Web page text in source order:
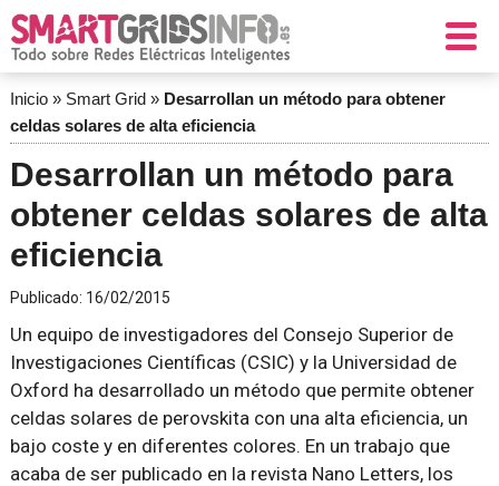
Inicio» Smart Grid» Desarrollan un método para obtener
celdas solares de alta eficiencia
Desarrollan un método para
obtener celdas solares de alta
eficiencia
Publicado: 16/02/2015
Un equipo de investigadores del Consejo Superior de
Investigaciones Científicas (CSIC) y la Universidad de
Oxford ha desarrollado un método que permite obtener
celdas solares de perovskita con una alta eficiencia, un
bajo coste y en diferentes colores. En un trabajo que
acaba de ser publicado en la revista Nano Letters, los